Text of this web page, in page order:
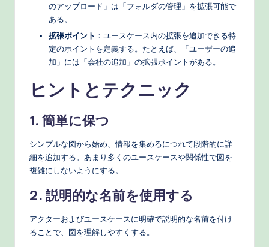
のアップロード」は「フォルダの管理」を拡張可能で
ある。
拡張ポイント ：ユースケース内の拡張を追加できる特
定のポイントを定義する。たとえば、「ユーザーの追
加」には「会社の追加」の拡張ポイントがある。
ヒントとテクニック
1. 簡単に保つ
シンプルな図から始め、情報を集めるにつれて段階的に詳
細を追加する。あまり多くのユースケースや関係性で図を
複雑にしないようにする。
2. 説明的な名前を使用する
アクターおよびユースケースに明確で説明的な名前を付け
ることで、図を理解しやすくする。